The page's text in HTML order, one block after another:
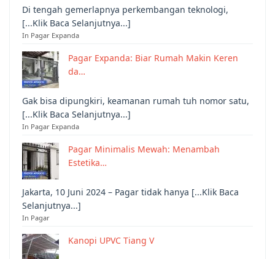
Di tengah gemerlapnya perkembangan teknologi,
[...Klik Baca Selanjutnya...]
In Pagar Expanda
Pagar Expanda: Biar Rumah Makin Keren
da…
Gak bisa dipungkiri, keamanan rumah tuh nomor satu,
[...Klik Baca Selanjutnya...]
In Pagar Expanda
Pagar Minimalis Mewah: Menambah
Estetika…
Jakarta, 10 Juni 2024 – Pagar tidak hanya [...Klik Baca
Selanjutnya...]
In Pagar
Kanopi UPVC Tiang V